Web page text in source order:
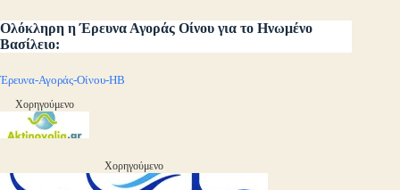
Ολόκληρη η Έρευνα Αγοράς Οίνου για το Ηνωμένο
Βασίλειο:
Έρευνα-Αγοράς-Οίνου-ΗΒ
Χορηγούμενο
Χορηγούμενο